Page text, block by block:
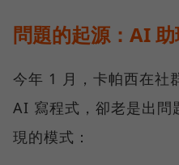
問題的起源：AI
今年 1 月，卡帕西在社
AI 寫程式，卻老是出問
現的模式：